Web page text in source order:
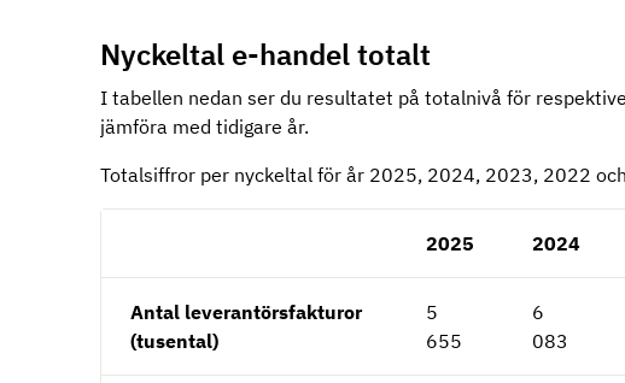
Nyckeltal e-handel totalt
I tabellen nedan ser du resultatet på totalnivå för
jämföra med tidigare år.
Totalsiffror per nyckeltal för år 2025, 2024, 2023, 2022
2025 2024
Antal leverantörsfakturor
(tusental)
5
655
6
083